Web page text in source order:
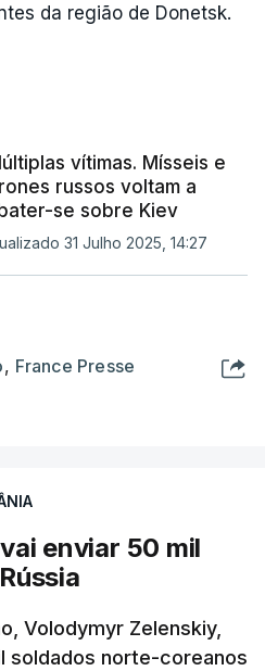
da região de Donetsk.
vítimas. Mísseis e
russos voltam a
se sobre Kiev
31 Julho 2025, 14:27
, France Presse
enviar 50 mil
Volodymyr Zelenskiy,
soldados norte-coreanos